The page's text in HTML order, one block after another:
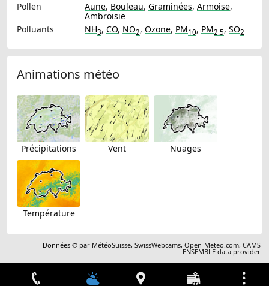
Pollen
Aune, Bouleau, Graminées, Armoise,
Ambroisie
Polluants
NH3, CO, NO2, Ozone, PM10, PM2.5, SO2
Animations météo
Précipitations Vent Nuages
Température
Données © par MétéoSuisse,SwissWebcams,Open-Meteo.com,CAMS
ENSEMBLE data provider